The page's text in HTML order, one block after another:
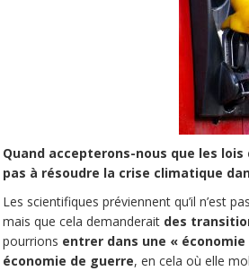
Quand accepterons-nous que les
pas à résoudre la crise climatique
Les scientifiques préviennent qu’il n’est
mais que cela demanderait des
pourrions entrer dans une «
économie de guerre, en cela où elle